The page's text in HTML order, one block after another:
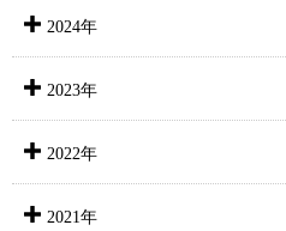
2024年
2023年
2022年
2021年